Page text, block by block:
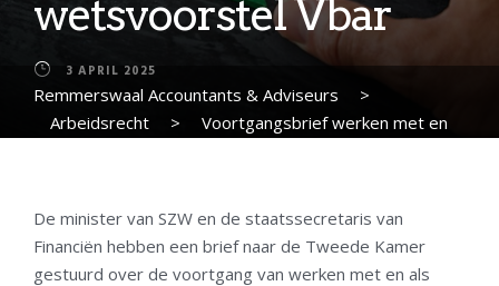
wetsvoorstel Vbar
3 APRIL 2025
Remmerswaal Accountants & Adviseurs
>
Arbeidsrecht
>
Voortgangsbrief werken met en
De minister van SZW en de staatssecretaris van
Financiën hebben een brief naar de Tweede Kamer
gestuurd over de voortgang van werken met en als